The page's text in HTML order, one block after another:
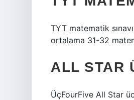
TYT matematik
ortalama 31-32
ALL STAR
ÜçFourFive All Star